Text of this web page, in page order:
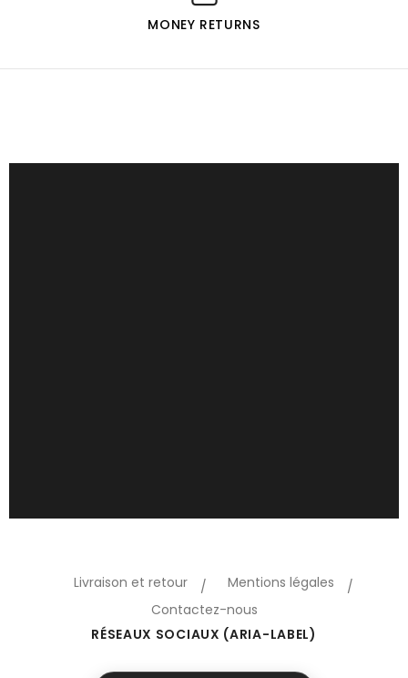
MONEY RETURNS
Livraison et retour
Mentions légales
Contactez-nous
RÉSEAUX SOCIAUX (ARIA-LABEL)